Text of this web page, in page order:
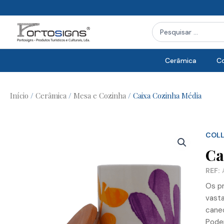
content
Search
...
Cerâmica
Início / Cerâmica / Mesa e Cozinha / Caixa Cozinha Média
REF:
Os